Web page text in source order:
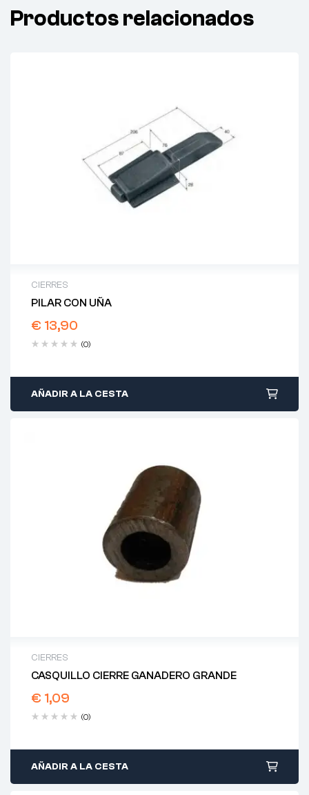
Productos relacionados
CIERRES
PILAR CON UÑA
€ 13,90
(0)
AÑADIR A LA CESTA
CIERRES
CASQUILLO CIERRE GANADERO GRANDE
€ 1,09
(0)
AÑADIR A LA CESTA